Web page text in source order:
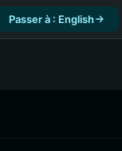
Passer à : English